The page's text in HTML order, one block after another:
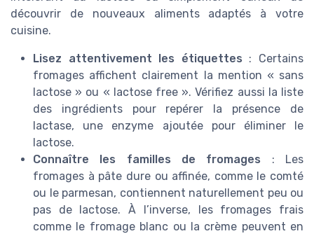
découvrir de nouveaux aliments adaptés à votre
cuisine.
Lisez attentivement les étiquettes : Certains
fromages affichent clairement la mention « sans
lactose » ou « lactose free ». Vérifiez aussi la liste
des ingrédients pour repérer la présence de
lactase, une enzyme ajoutée pour éliminer le
lactose.
Connaître les familles de fromages : Les
fromages à pâte dure ou affinée, comme le comté
ou le parmesan, contiennent naturellement peu ou
pas de lactose. À l’inverse, les fromages frais
comme le fromage blanc ou la crème peuvent en